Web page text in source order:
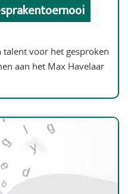
voor het gesproken
aan het Max Havelaar